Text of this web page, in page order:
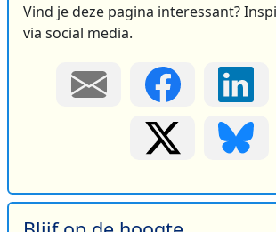
Vind je deze pagina interessant?
via social media.